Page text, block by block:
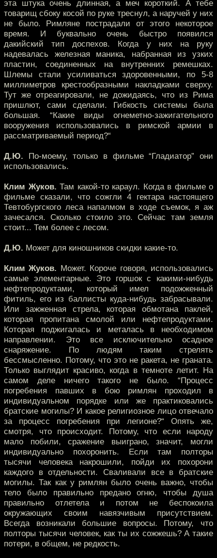
эта штука очень длинная, а меч короткий. А тебе
товарищ сбоку косой по руке треснул, а наручей у них
не было. Римляне пострадали от этого некоторое
время. И буквально очень быстро появился
дакийский тип доспехов. Когда у них на руку
надевалась железная маника, набранная из узких
пластин, соединенных на внутренних ремешках.
Шлемы стали усиливаться здоровенными, по 5-8
миллиметров крестообразными накладками сверху.
Тут же отреагировали, не дожидаясь, что из Рима
пришлют, сами сделали. Гибкость системы была
большая. “Какие виды огнеметно-зажигательного
вооружения использовались в римской армии в
рассматриваемый период?“
Д.Ю. По-моему, только в фильме “Гладиатор” они
использовались.
Клим Жуков. Там какой-то караул. Когда в фильме о
фильме сказали, что сожгли 4 гектара настоящего
Тевтобургского леса напалмом в ходе съемок, я аж
зачесался. Сколько стоило это. Сейчас там земля
стоит... Тем более с лесом.
Д.Ю. Может для киношников скидки какие-то.
Клим Жуков. Может. Короче говоря, использовались
самые элементарные. Это горшок с какими-нибудь
нефтепродуктами, который имел подожженный
фитиль, его из баллисты куда-нибудь забрасывали.
Или зажженная стрела, которая обмотана паклей,
которая пропитана смолой или нефтепродуктами.
Которая поджигалась и металась в необходимом
направлении. Это все исключительно осадное
снаряжение. По людям таким стрелять
бессмысленно. Потому, что это не ракета, не граната.
Только выглядит красиво, когда в темноте летит. На
самом деле ничего такого не было. “Процесс
погребения павших в бою римлян проходил в
индивидуальном порядке или же практиковались
братские могилы? И какое религиозное лицо отвечало
за процесс погребения при легионе?“ Опять же,
смотря, что происходит. Потому, что если народу
мало побили, сражение выиграно, значит, могли
индивидуально похоронить. Если там полторы
тысячи человека накрошили, пойди их похорони
каждого в отдельности. Сваливали все в братские
могилы. Так как у римлян было очень важно, чтобы
тело было правильно предано огню, чтобы душа
правильно отлетела и потом не беспокоила
окружающих своим навязчивым присутствием.
Всегда возникали большие вопросы. Потому, что
полторы тысячи человек, как ты их сожжешь? А такие
потери, в общем, не редкость.